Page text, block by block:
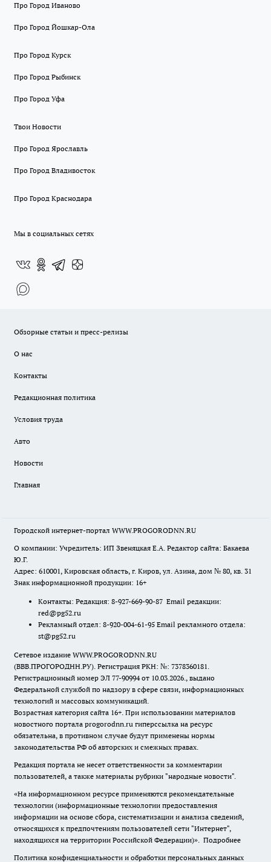
Про Город Иваново
Про Город Йошкар-Ола
Про Город Курск
Про Город Рыбинск
Про Город Уфа
Твои Новости
Про Город Ярославль
Про Город Владивосток
Про Город Краснодара
Мы в социальных сетях
Обзорные статьи и пресс-релизы
О нас
Контакты
Редакционная политика
Условия труда
Авто
Новости
Главная
Городской интернет-портал WWW.PROGORODNN.RU
О компании: Учредитель: ИП Звеняцкая Е.А. Редактор сайта: Бакаева
Ю.Г.
Адрес: 610001, Кировская область, г. Киров, ул. Азина, дом № 80, кв. 31
Знак информационной продукции: 16+
Контакты: Редакция: 8-927-669-90-87 Email редакции:
red@pg52.ru
Рекламный отдел: 8-920-004-61-95 Email рекламного отдела:
st@pg52.ru
Сетевое издание WWW.PROGORODNN.RU
(ВВВ.ПРОГОРОДНН.РУ). Регистрация РКН: №: 7378360181.
Регистрационный номер ЭЛ 77-90994 от 10.03.2026., выдано
Федеральной службой по надзору в сфере связи, информационных
технологий и массовых коммуникаций.
Возрастная категория сайта 16+. При использовании материалов
новостного портала progorodnn.ru гиперссылка на ресурс
обязательна, в противном случае будут применены нормы
законодательства РФ об авторских и смежных правах.
Редакция портала не несет ответственности за комментарии
пользователей, а также материалы рубрики "народные новости".
«На информационном ресурсе применяются рекомендательные
технологии (информационные технологии предоставления
информации на основе сбора, систематизации и анализа сведений,
относящихся к предпочтениям пользователей сети "Интернет",
находящихся на территории Российской Федерации)». Подробнее
Политика конфиденциальности и обработки персональных данных